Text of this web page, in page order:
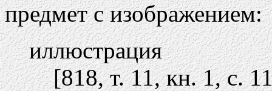
предмет с изображением:
иллюстрация
[818, т. 11, кн. 1, с.